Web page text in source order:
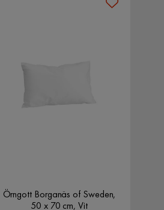
Örngott Borganäs of Sweden,
50 x 70 cm, Vit